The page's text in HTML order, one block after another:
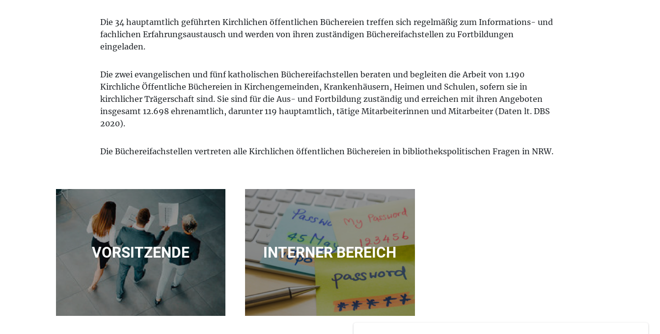
Die 34 hauptamtlich geführten Kirchlichen öffentlichen Büchereien treffen sich regelmäßig zum Informations- und
fachlichen Erfahrungsaustausch und werden von ihren zuständigen Büchereifachstellen zu Fortbildungen
eingeladen.
Die zwei evangelischen und fünf katholischen Büchereifachstellen beraten und begleiten die Arbeit von 1.190
Kirchliche Öffentliche Büchereien in Kirchengemeinden, Krankenhäusern, Heimen und Schulen, sofern sie in
kirchlicher Trägerschaft sind. Sie sind für die Aus- und Fortbildung zuständig und erreichen mit ihren Angeboten
insgesamt 12.698 ehrenamtlich, darunter 119 hauptamtlich, tätige Mitarbeiterinnen und Mitarbeiter (Daten lt. DBS
2020).
Die Büchereifachstellen vertreten alle Kirchlichen öffentlichen Büchereien in bibliothekspolitischen Fragen in NRW.
VORSITZENDE INTERNER BEREICH